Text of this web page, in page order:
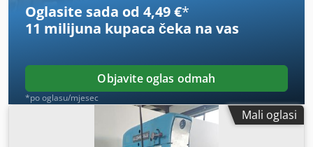
Oglasite sada od 4,49 €*
11 milijuna kupaca čeka na vas
Objavite oglas odmah
*po oglasu/mjesec
Mali oglasi